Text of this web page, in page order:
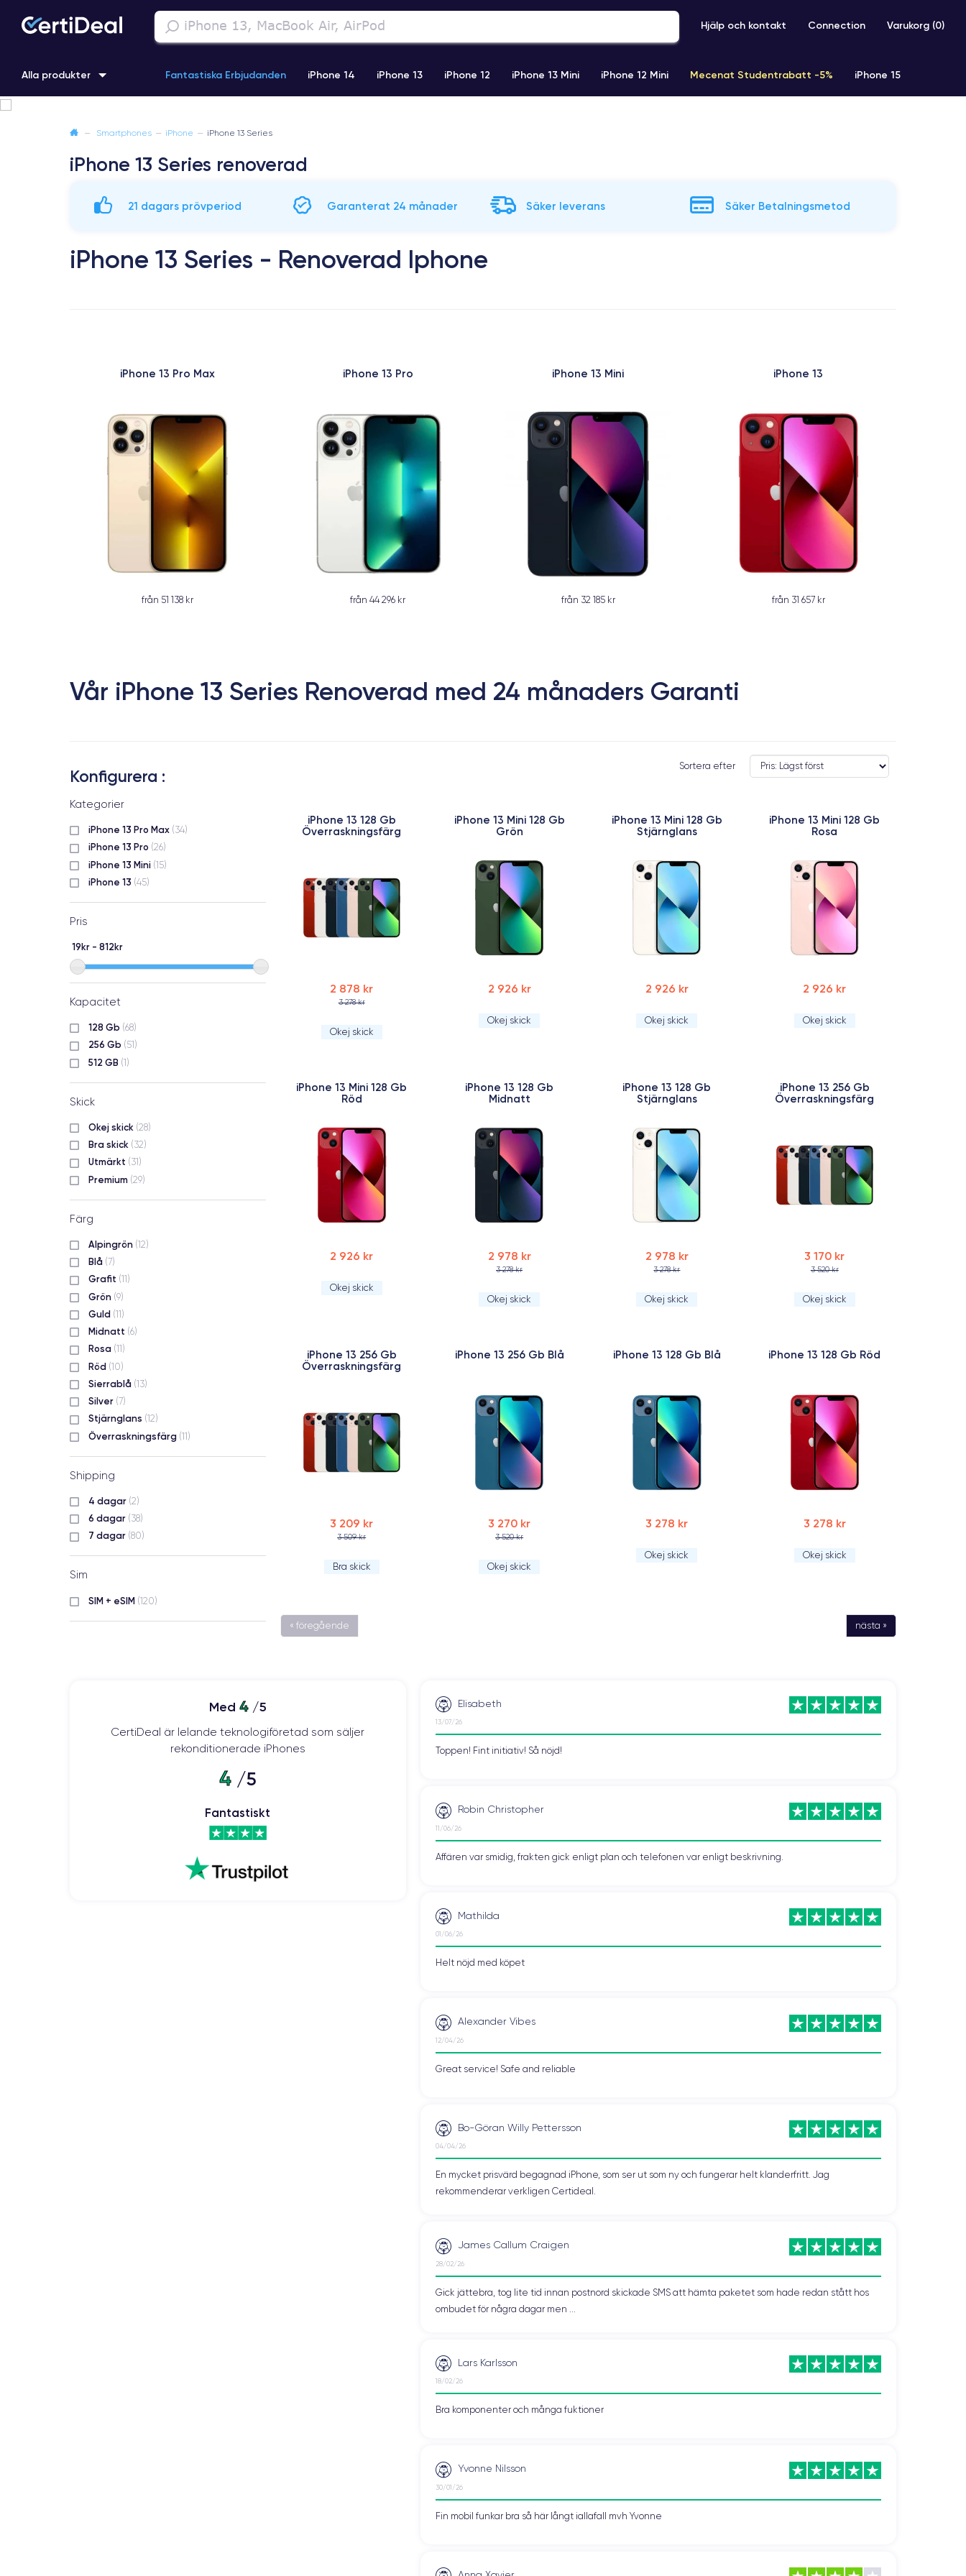
Hjälp och kontakt Connection Varukorg (0)
Alla produkter Fantastiska Erbjudanden iPhone 14 iPhone 13 iPhone 12 iPhone 13 Mini iPhone 12 Mini Mecenat Studentrabatt -5% iPhone 15
iPhone 11 Pro iPhone 15 Pro
— Smartphones — iPhone — iPhone 13 Series
iPhone 13 Series renoverad
21 dagars prövperiod Garanterat 24 månader Säker leverans Säker Betalningsmetod
iPhone 13 Series - Renoverad Iphone
iPhone 13 Pro Max
från 51 138 kr
iPhone 13 Pro
från 44 296 kr
iPhone 13 Mini
från 32 185 kr
iPhone 13
från 31 657 kr
Vår iPhone 13 Series Renoverad med 24 månaders Garanti
Konfigurera :
Kategorier
iPhone 13 Pro Max (34)
iPhone 13 Pro (26)
iPhone 13 Mini (15)
iPhone 13 (45)
Pris
19kr - 812kr
Kapacitet
128 Gb (68)
256 Gb (51)
512 GB (1)
Skick
Okej skick (28)
Bra skick (32)
Utmärkt (31)
Premium (29)
Färg
Alpingrön (12)
Blå (7)
Grafit (11)
Grön (9)
Guld (11)
Midnatt (6)
Rosa (11)
Röd (10)
Sierrablå (13)
Silver (7)
Stjärnglans (12)
Överraskningsfärg (11)
Shipping
4 dagar (2)
6 dagar (38)
7 dagar (80)
Sim
SIM + eSIM (120)
Sortera efter
iPhone 13 128 Gb
Överraskningsfärg
2 878 kr
3 278 kr
Okej skick
iPhone 13 Mini 128 Gb
Grön
2 926 kr
Okej skick
iPhone 13 Mini 128 Gb
Stjärnglans
2 926 kr
Okej skick
iPhone 13 Mini 128 Gb
Rosa
2 926 kr
Okej skick
iPhone 13 Mini 128 Gb
Röd
2 926 kr
Okej skick
iPhone 13 128 Gb
Midnatt
2 978 kr
3 278 kr
Okej skick
iPhone 13 128 Gb
Stjärnglans
2 978 kr
3 278 kr
Okej skick
iPhone 13 256 Gb
Överraskningsfärg
3 170 kr
3 520 kr
Okej skick
iPhone 13 256 Gb
Överraskningsfärg
3 209 kr
3 509 kr
Bra skick
iPhone 13 256 Gb Blå
3 270 kr
3 520 kr
Okej skick
iPhone 13 128 Gb Blå
3 278 kr
Okej skick
iPhone 13 128 Gb Röd
3 278 kr
Okej skick
« föregående nästa »
Med 4/5
CertiDeal är lelande teknologiföretad som säljer
rekonditionerade iPhones
4/5
Fantastiskt
Elisabeth
13/07/26
Toppen! Fint initiativ! Så nöjd!
Robin Christopher
11/06/26
Affären var smidig, frakten gick enligt plan och telefonen var enligt beskrivning.
Mathilda
01/06/26
Helt nöjd med köpet
Alexander Vibes
12/04/26
Great service! Safe and reliable
Bo-Göran Willy Pettersson
04/04/26
En mycket prisvärd begagnad iPhone, som ser ut som ny och fungerar helt klanderfritt. Jag
rekommenderar verkligen Certideal.
James Callum Craigen
28/02/26
Gick jättebra, tog lite tid innan postnord skickade SMS att hämta paketet som hade redan stått hos
ombudet för några dagar men ...
Lars Karlsson
18/02/26
Bra komponenter och många fuktioner
Yvonne Nilsson
30/01/26
Fin mobil funkar bra så här långt iallafall mvh Yvonne